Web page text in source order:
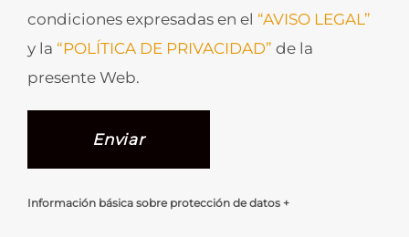
condiciones expresadas en el “AVISO LEGAL”
y la “POLÍTICA DE PRIVACIDAD” de la
presente Web.
Información básica sobre protección de datos +